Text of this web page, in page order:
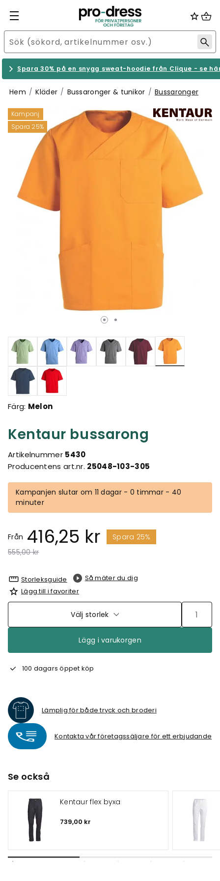
Spara 30% på en snygg sweat-hoodie från Clique - se
Hem Kläder Bussaronger & tunikor Bussaronger
Kampanj
Spara 25%
Kentaur bussarong
Artikelnummer 5430
Producentens art.nr. 25048-103-305
Kampanjen slutar om 11 dagar - 0 timmar - 40
minuter
Från 416,25 kr
Spara 25%
Pris nedsatt från
555,00 krtill
Valda
Färg: Melon
Storleksguide
Så mäter du dig
Lägg till i favoriter
Välj storlek
Lägg i varukorgen
100 dagars öppet köp
Lämplig för både tryck och broderi
Kontakta vår företagssäljare för ett erbjudande
Se också
Kentaur flex byxa
739,00 kr